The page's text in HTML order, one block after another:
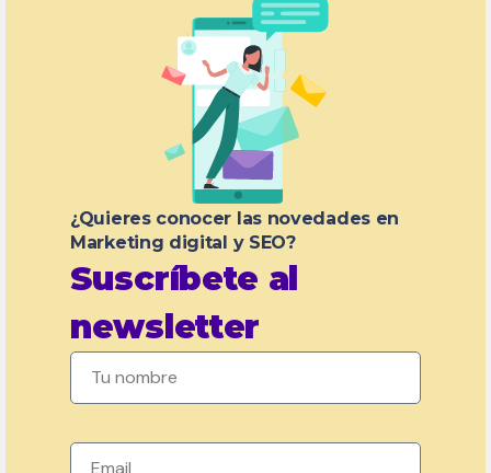
¿Quieres conocer las novedades en
Marketing digital y SEO?
Suscríbete al
newsletter